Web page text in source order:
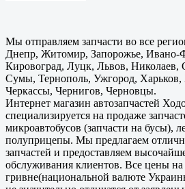
Мы отправляем запчасти во все
Днепр, Житомир, Запорожье, Ивано-
Кировоград, Луцк, Львов, Николаев,
Сумы, Тернополь, Ужгород,
Черкассы, Чернигов, Черновцы.
Интернет магазин автозапчастей
специализируется на продаже
микроавтобусов (запчасти на бусы),
полуприцепы. Мы предлагаем
запчастей и предоставляем
обслуживания клиентов. Все цены на
гривне(национальной валюте